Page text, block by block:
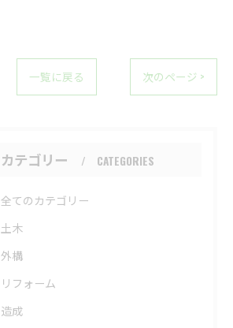
一覧に戻る 次のページ >
カテゴリー CATEGORIES
全てのカテゴリー
土木
外構
リフォーム
造成